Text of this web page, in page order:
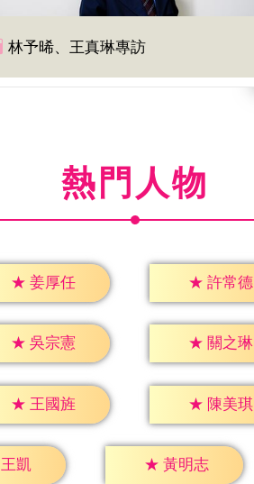
林予晞、王真琳專訪
熱門人物
★ 姜厚任 ★ 許常德
★ 吳宗憲 ★ 關之琳
★ 王國旌 ★ 陳美琪
王凱 ★ 黃明志